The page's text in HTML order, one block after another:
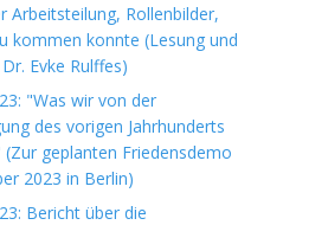
Arbeitsteilung, Rollenbilder,
kommen konnte (Lesung und
Evke Rulffes)
"Was wir von der
des vorigen Jahrhunderts
geplanten Friedensdemo
2023 in Berlin)
Bericht über die